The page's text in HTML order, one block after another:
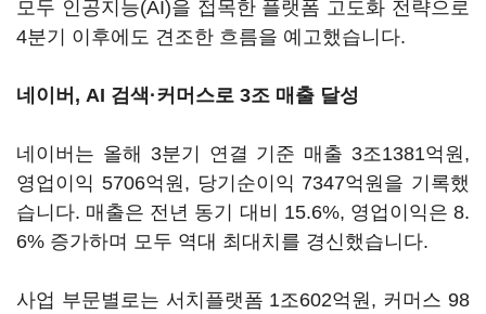
모두 인공지능(AI)을 접목한 플랫폼 고도화 전략으로
4분기 이후에도 견조한 흐름을 예고했습니다.
네이버, AI 검색·커머스로 3조 매출 달성
네이버는 올해 3분기 연결 기준 매출 3조1381억원,
영업이익 5706억원, 당기순이익 7347억원을 기록했
습니다. 매출은 전년 동기 대비 15.6%, 영업이익은 8.
6% 증가하며 모두 역대 최대치를 경신했습니다.
사업 부문별로는 서치플랫폼 1조602억원, 커머스 98